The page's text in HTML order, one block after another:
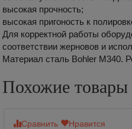
высокая прочность;
высокая пригоность к
Для корректной работы
соответствии жерновов и
Материал сталь Bohler М340.
Похожие товары
Сравнить Нравится